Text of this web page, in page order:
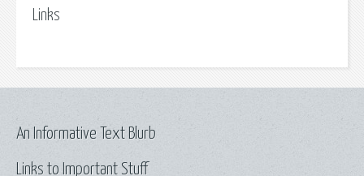
Links
Links to Important Stuff
An Informative Text Blurb